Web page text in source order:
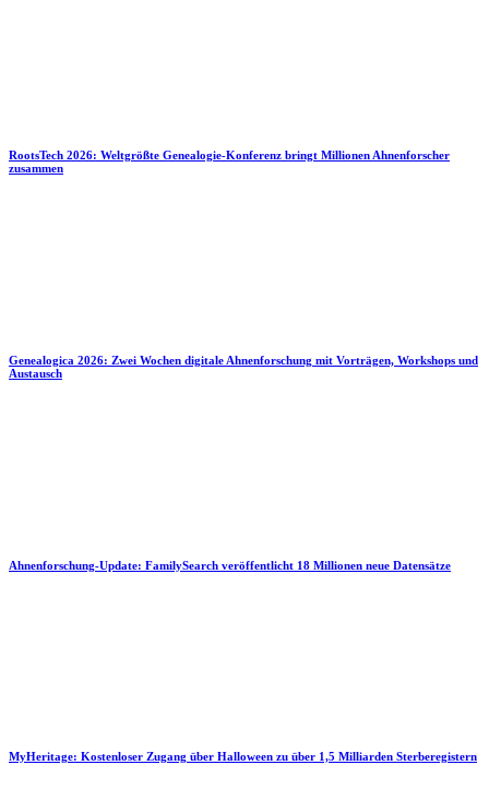
RootsTech 2026: Weltgrößte Genealogie-Konferenz bringt Millionen Ahnenforscher
zusammen
Genealogica 2026: Zwei Wochen digitale Ahnenforschung mit Vorträgen, Workshops und
Austausch
Ahnenforschung-Update: FamilySearch veröffentlicht 18 Millionen neue Datensätze
MyHeritage: Kostenloser Zugang über Halloween zu über 1,5 Milliarden Sterberegistern